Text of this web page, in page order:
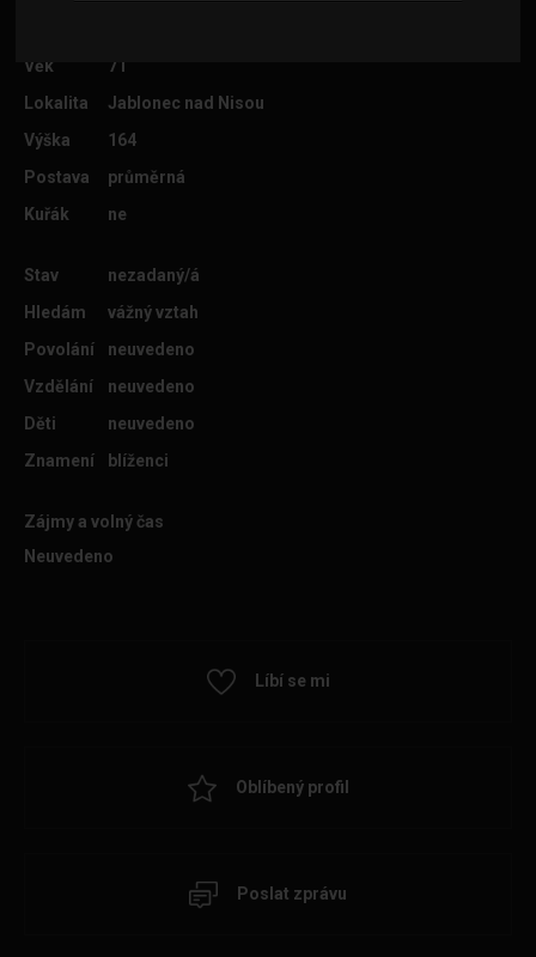
Věk
71
Lokalita
Jablonec nad Nisou
Výška
164
Postava
průměrná
Kuřák
ne
Stav
nezadaný/á
Hledám
vážný vztah
Povolání
neuvedeno
Vzdělání
neuvedeno
Děti
neuvedeno
Znamení
blíženci
Zájmy a volný čas
Neuvedeno
Líbí se mi
Oblíbený profil
Poslat zprávu